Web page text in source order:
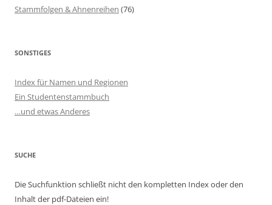
Stammfolgen & Ahnenreihen (76)
SONSTIGES
Index für Namen und Regionen
Ein Studentenstammbuch
…und etwas Anderes
SUCHE
Die Suchfunktion schließt nicht den kompletten Index oder den
Inhalt der pdf-Dateien ein!